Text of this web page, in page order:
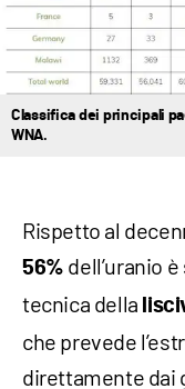
Classifica dei principali
WNA.
Rispetto al
56% dell’uranio
tecnica della
che prevede
direttamente dai